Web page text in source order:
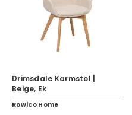
Drimsdale Karmstol |
Beige, Ek
Rowico Home